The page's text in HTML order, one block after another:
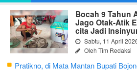
Bocah 9 Tahun
Jago Otak-Atik
cita Jadi
Sabtu, 11 April
Oleh Tim Redaksi
Pratikno, di Mata Mantan Bupati